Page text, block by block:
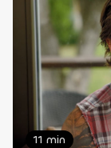
11 min